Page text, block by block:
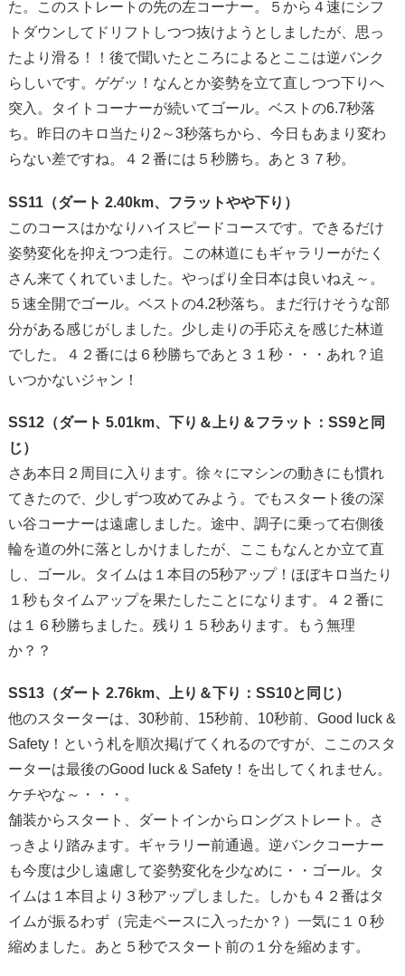
た。このストレートの先の左コーナー。５から４速にシフ
トダウンしてドリフトしつつ抜けようとしましたが、思っ
たより滑る！！後で聞いたところによるとここは逆バンク
らしいです。ゲゲッ！なんとか姿勢を立て直しつつ下りへ
突入。タイトコーナーが続いてゴール。ベストの6.7秒落
ち。昨日のキロ当たり2～3秒落ちから、今日もあまり変わ
らない差ですね。４２番には５秒勝ち。あと３７秒。
SS11（ダート 2.40km、フラットやや下り）
このコースはかなりハイスピードコースです。できるだけ
姿勢変化を抑えつつ走行。この林道にもギャラリーがたく
さん来てくれていました。やっぱり全日本は良いねえ～。
５速全開でゴール。ベストの4.2秒落ち。まだ行けそうな部
分がある感じがしました。少し走りの手応えを感じた林道
でした。４２番には６秒勝ちであと３１秒・・・あれ？追
いつかないジャン！
SS12（ダート 5.01km、下り＆上り＆フラット：SS9と同
じ）
さあ本日２周目に入ります。徐々にマシンの動きにも慣れ
てきたので、少しずつ攻めてみよう。でもスタート後の深
い谷コーナーは遠慮しました。途中、調子に乗って右側後
輪を道の外に落としかけましたが、ここもなんとか立て直
し、ゴール。タイムは１本目の5秒アップ！ほぼキロ当たり
１秒もタイムアップを果たしたことになります。４２番に
は１６秒勝ちました。残り１５秒あります。もう無理
か？？
SS13（ダート 2.76km、上り＆下り：SS10と同じ）
他のスターターは、30秒前、15秒前、10秒前、Good luck &
Safety！という札を順次掲げてくれるのですが、ここのスタ
ーターは最後のGood luck & Safety！を出してくれません。
ケチやな～・・・。
舗装からスタート、ダートインからロングストレート。さ
っきより踏みます。ギャラリー前通過。逆バンクコーナー
も今度は少し遠慮して姿勢変化を少なめに・・ゴール。タ
イムは１本目より３秒アップしました。しかも４２番はタ
イムが振るわず（完走ペースに入ったか？）一気に１０秒
縮めました。あと５秒でスタート前の１分を縮めます。